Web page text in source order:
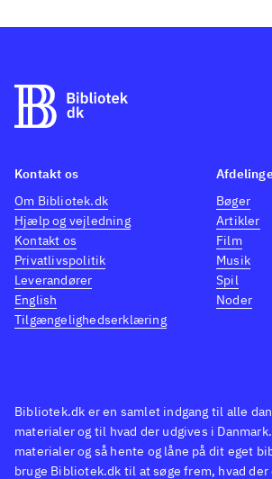
Bibliotek.dk er en samlet indgang til alle
materialer og til hvad der udgives i
materialer og så hente og låne på dit eget
bruge Bibliotek.dk til at søge frem, hvad der
Kontakt os
Om Bibliotek.dk
Hjælp og vejledning
Kontakt os
Privatlivspolitik
Leverandører
English
Tilgængelighedserklæring
Bøger
Artikler
Film
Musik
Spil
Noder